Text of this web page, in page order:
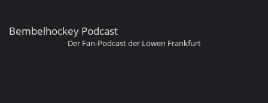
Bembelhockey Podcast
Der Fan-Podcast der Löwen Frankfurt